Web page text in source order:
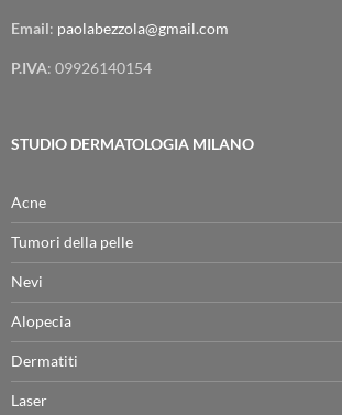
Email: paolabezzola@gmail.com
P.IVA: 09926140154
STUDIO DERMATOLOGIA MILANO
Acne
Tumori della pelle
Nevi
Alopecia
Dermatiti
Laser